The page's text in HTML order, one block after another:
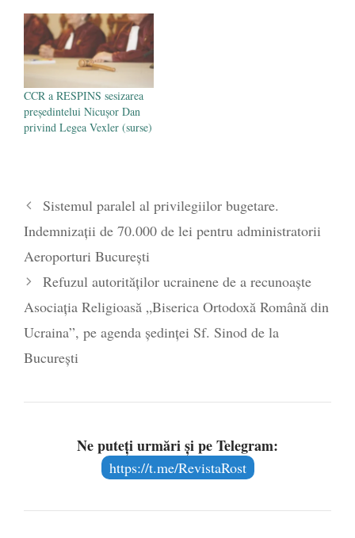
CCR a RESPINS sesizarea
președintelui Nicușor Dan
privind Legea Vexler (surse)
Sistemul paralel al privilegiilor bugetare.
Indemnizații de 70.000 de lei pentru administratorii
Aeroporturi București
Refuzul autorităților ucrainene de a recunoaște
Asociația Religioasă „Biserica Ortodoxă Română din
Ucraina”, pe agenda ședinței Sf. Sinod de la
București
Ne puteți urmări și pe Telegram:
https://t.me/RevistaRost